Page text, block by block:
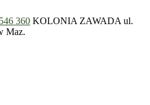
360 KOLONIA ZAWADA ul.
Maz.